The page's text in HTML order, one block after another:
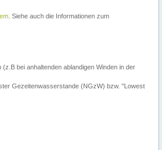
. Siehe auch die Informationen zum
bei anhaltenden ablandigen Winden in der
Gezeitenwasserstande (NGzW) bzw. "Lowest